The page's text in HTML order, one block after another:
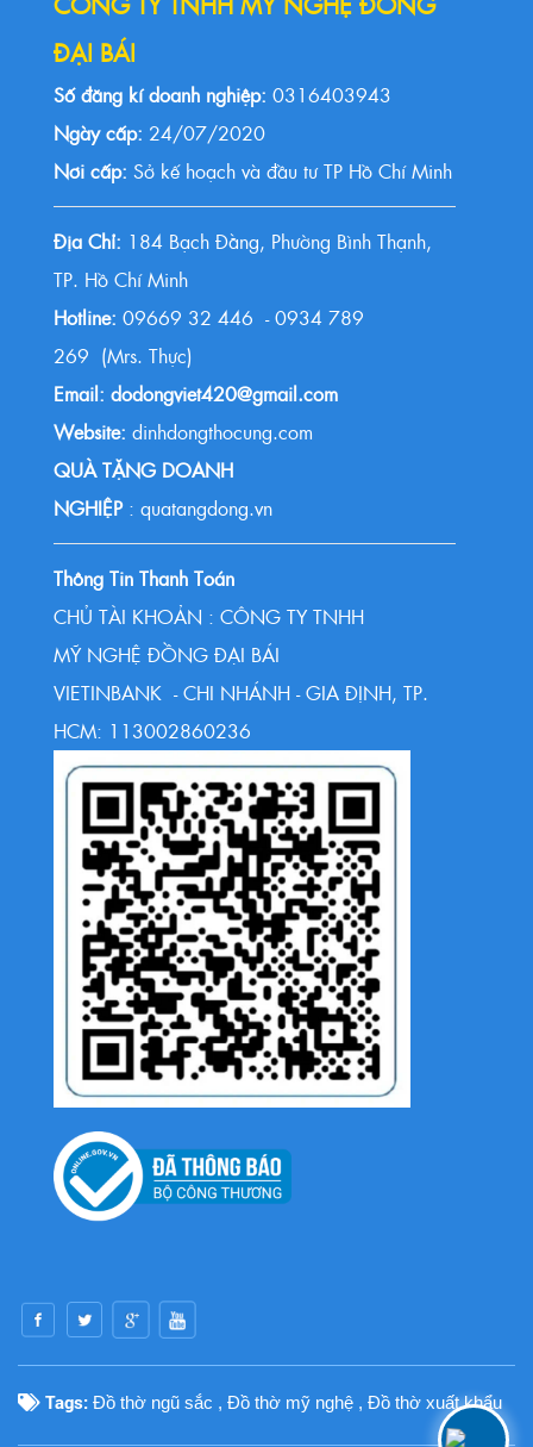
ĐẠI BÁI
Số đăng kí doanh nghiệp: 0316403943
Ngày cấp: 24/07/2020
Nơi cấp: Sở kế hoạch và đầu tư TP Hồ Chí Minh
Địa Chỉ: 184 Bạch Đằng, Phường Bình Thạnh,
TP. Hồ Chí Minh
Hotline: 09669 32 446 - 0934 789
269 (Mrs. Thực)
Email: dodongviet420@gmail.com
Website: dinhdongthocung.com
QUÀ TẶNG DOANH
NGHIỆP : quatangdong.vn
Thông Tin Thanh Toán
CHỦ TÀI KHOẢN : CÔNG TY TNHH
MỸ NGHỆ ĐỒNG ĐẠI BÁI
VIETINBANK - CHI NHÁNH - GIA ĐỊNH, TP.
HCM: 113002860236
Tags: Đồ thờ ngũ sắc , Đồ thờ mỹ nghệ , Đồ thờ xuất khẩu